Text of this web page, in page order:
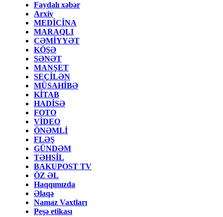
Faydalı xəbər
Arxiv
MEDİCİNA
MARAQLI
CƏMİYYƏT
KÖŞƏ
SƏNƏT
MANŞET
SEÇİLƏN
MÜSAHİBƏ
KİTAB
HADİSƏ
FOTO
VİDEO
ÖNƏMLİ
FLƏŞ
GÜNDƏM
TƏHSİL
BAKUPOST TV
ÖZ ƏL
Haqqımızda
Əlaqə
Namaz Vaxtları
Peşə etikası